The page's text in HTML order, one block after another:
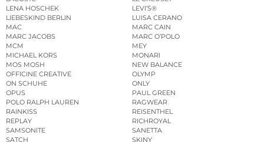
LENA HOSCHEK
LEVI’S®
LIEBESKIND BERLIN
LUISA CERANO
MAC
MARC CAIN
MARC JACOBS
MARC O’POLO
MCM
MEY
MICHAEL KORS
MONARI
MOS MOSH
NEW BALANCE
OFFICINE CREATIVE
OLYMP
ON SCHUHE
ONLY
OPUS
PAUL GREEN
POLO RALPH LAUREN
RAGWEAR
RAINKISS
REISENTHEL
REPLAY
RICHROYAL
SAMSONITE
SANETTA
SATCH
SKINY